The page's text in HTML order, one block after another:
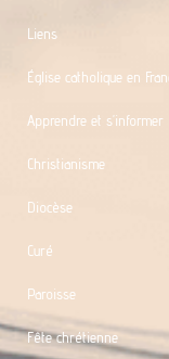
Liens
Église catholique en
Apprendre et s’informer
Christianisme
Diocèse
Curé
Paroisse
Fête chrétienne